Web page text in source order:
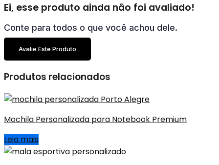
Ei, esse produto ainda não foi avaliado!
Conte para todos o que você achou dele.
Avalie Este Produto
Produtos relacionados
Mochila Personalizada para Notebook Premium
Leia mais